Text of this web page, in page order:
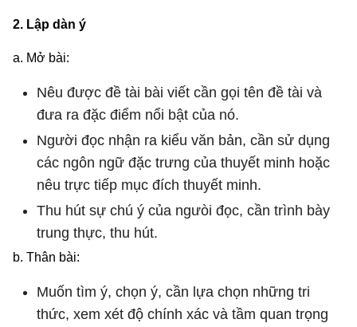
2. Lập dàn ý
a. Mở bài:
Nêu được đề tài bài viết cần gọi tên đề tài và
đưa ra đặc điểm nổi bật của nó.
Người đọc nhận ra kiểu văn bản, cần sử dụng
các ngôn ngữ đặc trưng của thuyết minh hoặc
nêu trực tiếp mục đích thuyết minh.
Thu hút sự chú ý của ngưòi đọc, cần trình bày
trung thực, thu hút.
b. Thân bài:
Muốn tìm ý, chọn ý, cần lựa chọn những tri
thức, xem xét độ chính xác và tầm quan trọng